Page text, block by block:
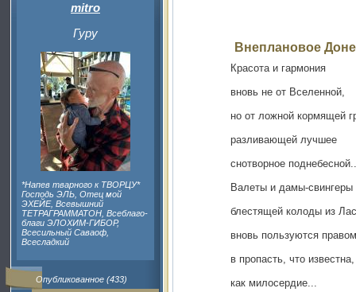
mitro
Гуру
*Напев тварного к ТВОРЦУ*
Господь ЭЛЬ, Отец мой
ЭХЕЙЕ, Всевышний
ТЕТРАГРАММАТОН, Всеблаго-
благи ЭЛОХИМ-ГИБОР,
Всесильный Саваоф,
Всесладкий
Опубликованное (433)
Внеплановое
Красота и гармония
вновь не от Вселенной,
но от ложной кормящей
разливающей лучшее
снотворное
Валеты и дамы-свингеры
блестящей колоды из
вновь пользуются
в пропасть, что известна,
как милосердие...